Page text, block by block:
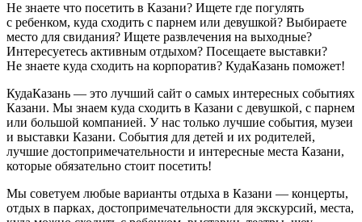
Не знаете что посетить в Казани? Ищете где погулять
с ребенком, куда сходить с парнем или девушкой? Выбираете
место для свидания? Ищете развлечения на выходные?
Интересуетесь активным отдыхом? Посещаете выставки?
Не знаете куда сходить на корпоратив? КудаКазань поможет!
КудаКазань — это лучший сайт о самых интересных событиях
Казани. Мы знаем куда сходить в Казани с девушкой, с парнем
или большой компанией. У нас только лучшие события, музеи
и выставки Казани. События для детей и их родителей,
лучшие достопримечательности и интересные места Казани,
которые обязательно стоит посетить!
Мы советуем любые варианты отдыха в Казани — концерты,
отдых в парках, достопримечательности для экскурсий, места,